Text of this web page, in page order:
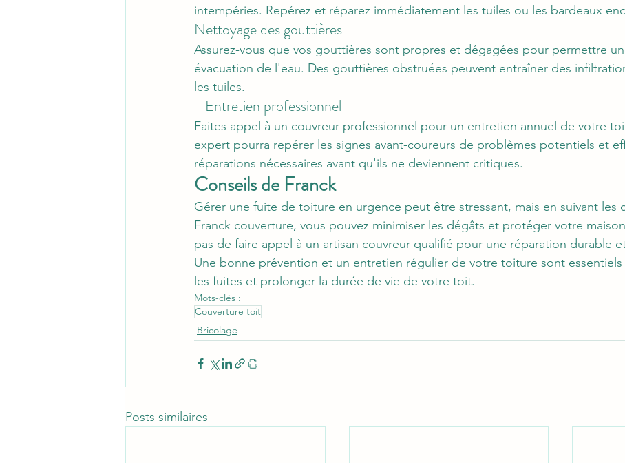
intempéries. Repérez et réparez immédiatement les tuiles ou les bardeaux
Nettoyage des gouttières
Assurez-vous que vos gouttières sont propres et dégagées pour permettre
évacuation de l'eau. Des gouttières obstruées peuvent entraîner des
les tuiles.
- Entretien professionnel
Faites appel à un couvreur professionnel pour un entretien annuel de votre
expert pourra repérer les signes avant-coureurs de problèmes potentiels et
réparations nécessaires avant qu'ils ne deviennent critiques.
Conseils de Franck
Gérer une fuite de toiture en urgence peut être stressant, mais en suivant les
Franck couverture, vous pouvez minimiser les dégâts et protéger votre
pas de faire appel à un artisan couvreur qualifié pour une réparation durable
Une bonne prévention et un entretien régulier de votre toiture sont
les fuites et prolonger la durée de vie de votre toit.
Mots-clés :
Couverture toit
Bricolage
Posts similaires